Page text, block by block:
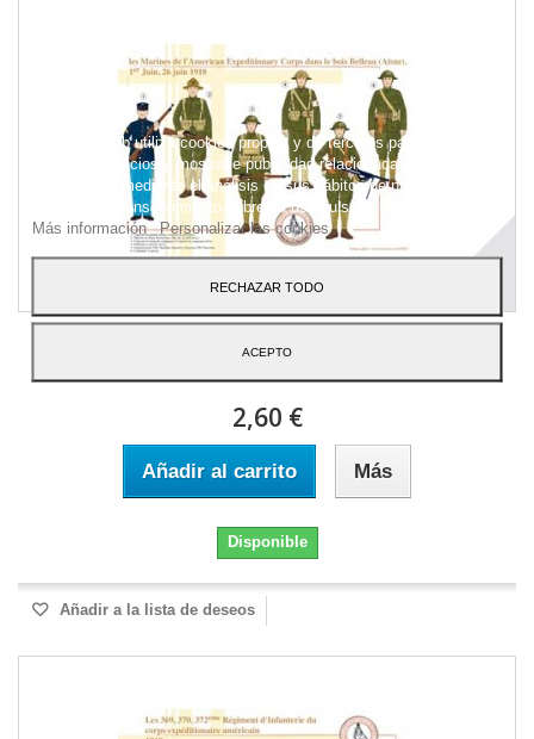
2,60 €
Añadir al carrito Más
Disponible
Añadir a la lista de deseos
Este sitio web utiliza cookies propias y de terceros para mejorar
nuestros servicios y mostrarle publicidad relacionada con sus
preferencias mediante el análisis de sus hábitos de navegación.
Para dar su consentimiento sobre su uso pulse el botón Acepto.
Más información Personalizar las cookies
RECHAZAR TODO
ACEPTO